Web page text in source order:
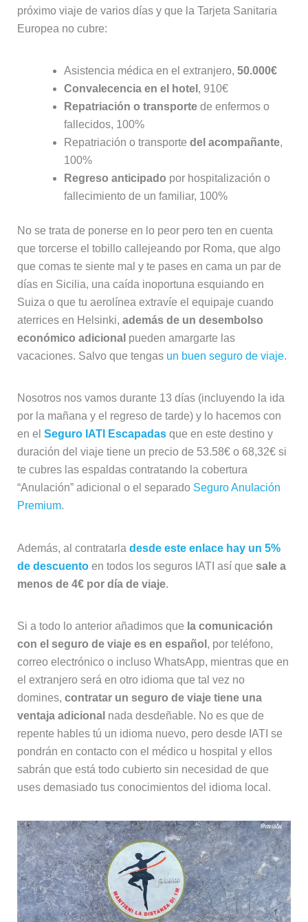
próximo viaje de varios días y que la Tarjeta Sanitaria
Europea no cubre:
Asistencia médica en el extranjero, 50.000€
Convalecencia en el hotel , 910€
Repatriación o transportede enfermos o
fallecidos, 100%
Repatriación o transporte del acompañante,
100%
Regreso anticipado por hospitalización o
fallecimiento de un familiar, 100%
No se trata de ponerse en lo peor pero ten en cuenta
que torcerse el tobillo callejeando por Roma, que algo
que comas te siente mal y te pases en cama un par de
días en Sicilia, una caída inoportuna esquiando en
Suiza o que tu aerolínea extravíe el equipaje cuando
aterrices en Helsinki, además de un desembolso
económico adicional pueden amargarte las
vacaciones. Salvo que tengas un buen seguro de viaje.
Nosotros nos vamos durante 13 días (incluyendo la ida
por la mañana y el regreso de tarde) y lo hacemos con
en el Seguro IATI Escapadasque en este destino y
duración del viaje tiene un precio de 53.58€ o 68,32€ si
te cubres las espaldas contratando la cobertura
“Anulación” adicional o el separado Seguro Anulación
Premium.
Además, al contratarla desde este enlace hay un 5%
de descuentoen todos los seguros IATI así que sale a
menos de 4€ por día de viaje.
Si a todo lo anterior añadimos que la comunicación
con el seguro de viaje es en español , por teléfono,
correo electrónico o incluso WhatsApp, mientras que en
el extranjero será en otro idioma que tal vez no
domines, contratar un seguro de viaje tiene una
ventaja adicional nada desdeñable. No es que de
repente hables tú un idioma nuevo, pero desde IATI se
pondrán en contacto con el médico u hospital y ellos
sabrán que está todo cubierto sin necesidad de que
uses demasiado tus conocimientos del idioma local.